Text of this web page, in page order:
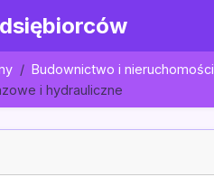
Budownictwo i nieruchomości
i hydrauliczne